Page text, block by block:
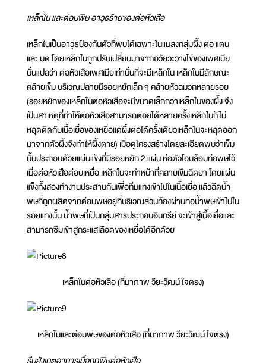
เหล็กใน และต่อมพิษ อาวุธร้ายของต่อหัวเสือ
เหล็กในเป็นอาวุธป้องกันตัวที่พบได้เฉพาะในแมลงกลุ่มผึ้ง ต่อ แตน
และ มด โดยเหล็กในถูกปรับเปลี่ยนมาจากอวัยวะวางไข่ของเพศเมีย
นั่นแปลว่า ต่อหัวเสือเพศเมียเท่านั่นที่จะมีเหล็กใน เหล็กในมีลักษณะ
คล้ายเข็ม บริเวณปลายมีรอยหยักเล็ก ๆ คล้ายหัวฉมวกหลายรอย
(รอยหยักของเหล็กในต่อหัวเสือจะมีขนาดเล็กกว่าเหล็กในของผึ้ง จึง
เป็นสาเหตุที่ทำให้ต่อหัวเสือสามารถต่อยได้หลายครั้งเหล็กในก็ไม่
หลุดติดกับเนื้อเยื่อของเหยื่อแต่ผึ้งต่อได้ครั้งเดียวเหล็กในจะหลุดออก
มาจากตัวผึ้งจึงทำให้ผึ้งตาย) เมื่อดูโครงสร้างโดยละเอียดพบว่าเข็ม
นั้นประกอบด้วยแผ่นแข็งที่มีรอยหยัก 2 แผ่น ห่อตัวโอบล้อมท่อพิษไว้
เมื่อต่อหัวเสือต่อยเหยื่อ เหล็กในจะทำหน้าที่คลายเข็มฉีดยา โดยแผ่น
แข็งทั้งสองทำงานประสานกันเพื่อทิ่มแทงเข้าไปในเนื้อเยื่อ แล้วฉีดน้ำ
พิษที่ถูกผลิตจากต่อมพิษอยู่ที่บริเวณส่วนท้องผ่านท่อน้ำพิษเข้าไปใน
รอยแทงนั้น น้ำพิษที่เป็นกลุ่มสารประกอบอินทรีย์ จะเข้าสู่เนื้อเยื่อและ
สามารถซึมเข้าสู่กระแสเลือดของเหยื่อได้อีกด้วย
เหล็กในต่อหัวเสือ (ที่มาภาพ วียะวัฒน์ ใจตรง)
เหล็กในและต่อมพิษของต่อหัวเสือ (ที่มาภาพ วียะวัฒน์ ใจตรง)